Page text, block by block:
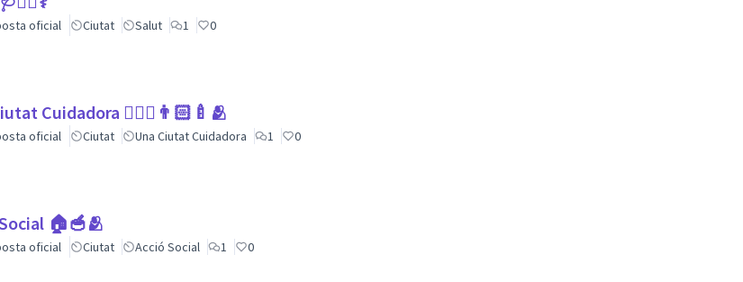
oficial Ciutat Salut 1 0
Cuidadora 💆🏾‍♀️👨🏻‍🍼🫂
oficial Ciutat Una Ciutat Cuidadora 1 0
🏠🥣🫂
oficial Ciutat Acció Social 1 0